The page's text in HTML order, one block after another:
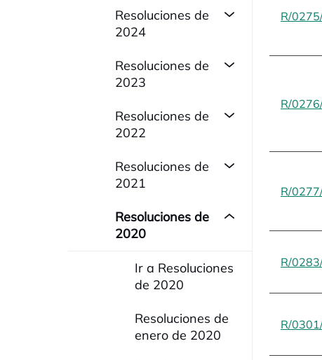
Resoluciones de
2024
Resoluciones de
2023
Resoluciones de
2022
Resoluciones de
2021
Resoluciones de
2020
Ir a Resoluciones
de 2020
Resoluciones de
enero de 2020
R/
R/
R/
R/
R/